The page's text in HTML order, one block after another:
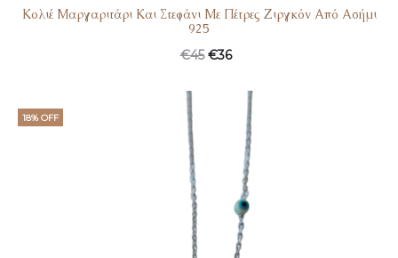
Κολιέ Μαργαριτάρι Και Στεφάνι Με Πέτρες Ζιργκόν Από Ασήμι
925
€45 €36
18% OFF